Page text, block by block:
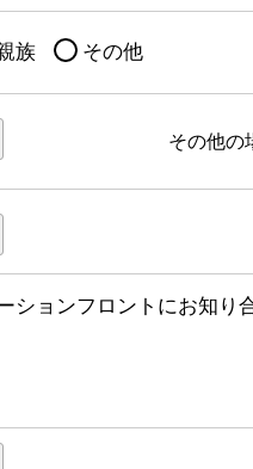
族 その他
その他の
ションフロントにお知り